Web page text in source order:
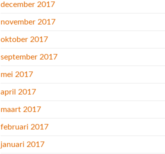
december 2017
november 2017
oktober 2017
september 2017
mei 2017
april 2017
maart 2017
februari 2017
januari 2017